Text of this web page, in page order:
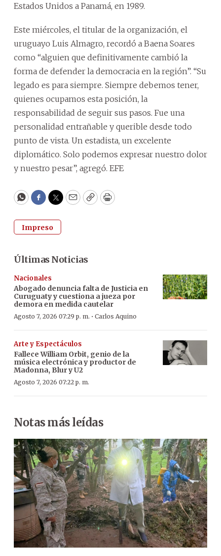
Estados Unidos a Panamá, en 1989.
Este miércoles, el titular de la organización, el
uruguayo Luis Almagro, recordó a Baena Soares
como “alguien que definitivamente cambió la
forma de defender la democracia en la región”. “Su
legado es para siempre. Siempre debemos tener,
quienes ocupamos esta posición, la
responsabilidad de seguir sus pasos. Fue una
personalidad entrañable y querible desde todo
punto de vista. Un estadista, un excelente
diplomático. Solo podemos expresar nuestro dolor
y nuestro pesar”, agregó. EFE
WhatsApp
Facebook
Twitter
EmailCopyPrint
Impreso
Últimas Noticias
Nacionales
Abogado denuncia falta de Justicia en
Curuguaty y cuestiona a jueza por
demora en medida cautelar
Agosto 7, 2026 07:29 p. m. · Carlos Aquino
Arte y Espectáculos
Fallece William Orbit, genio de la
música electrónica y productor de
Madonna, Blur y U2
Agosto 7, 2026 07:22 p. m.
Notas más leídas